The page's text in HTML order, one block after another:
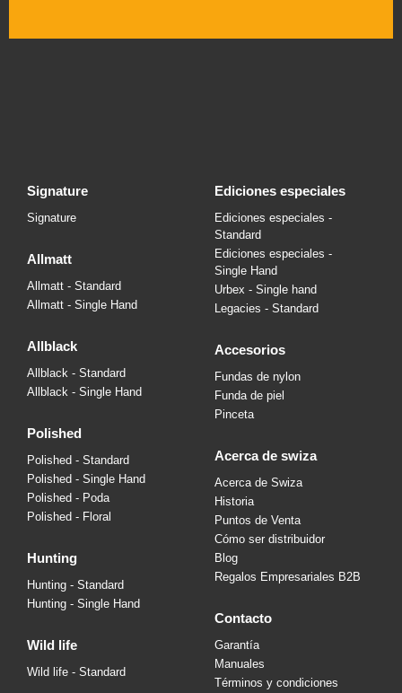
signature
Signature
allmatt
Allmatt - Standard
Allmatt - Single Hand
allblack
Allblack - Standard
Allblack - Single Hand
polished
Polished - Standard
Polished - Single Hand
Polished - Poda
Polished - Floral
hunting
Hunting - Standard
Hunting - Single Hand
wild life
Wild life - Standard
ediciones especiales
Ediciones especiales -
Standard
Ediciones especiales -
Single Hand
Urbex - Single hand
Legacies - Standard
accesorios
Fundas de nylon
Funda de piel
Pinceta
acerca de swiza
Acerca de Swiza
Historia
Puntos de Venta
Cómo ser distribuidor
Blog
Regalos Empresariales B2B
contacto
Garantía
Manuales
Términos y condiciones